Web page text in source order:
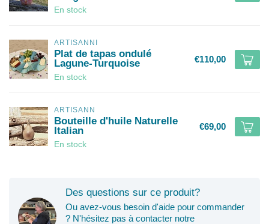
En stock
ARTISANNI
Plat de tapas ondulé
Lagune-Turquoise
En stock
€110,00
ARTISANN
Bouteille d'huile Naturelle
Italian
En stock
€69,00
Des questions sur ce produit?
Ou avez-vous besoin d'aide pour commander
? N'hésitez pas à contacter notre